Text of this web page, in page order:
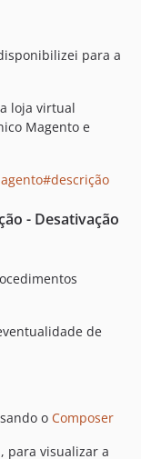
para a
loja virtual
Magento e
- Desativação
de
o Composer
para visualizar a